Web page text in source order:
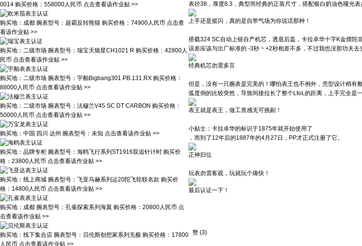
0014 购买价格： 558000人民币 点击查看该作业贴 >>
购买地： 成都 腕表型号： 超霸反转熊猫 购买价格： 74900人民币 点击查
看该作业贴 >>
购买地： 二级市场 腕表型号： 瑞宝天狼星CH1021 R 购买价格： 42800人
民币 点击查看该作业贴 >>
购买地： 二级市场 腕表型号： 宇舶Bigbang301.PB.131.RX 购买价格：
88000人民币 点击查看该作业贴 >>
购买地： 二级市场 腕表型号： 法穆兰V45 SC DT CARBON 购买价格：
50000人民币 点击查看该作业贴 >>
购买地： 中国 四川 达州 腕表型号： 未知 点击查看该作业贴 >>
购买地： 品牌专柜 腕表型号： 海鸥飞行系列ST1916双追针计时 购买价
格： 23800人民币 点击查看该作业贴 >>
购买地： 线上商城 腕表型号： 飞亚马赫系列运20陀飞轮联名款 购买价
格： 14800人民币 点击查看该作业贴 >>
购买地： 成都 腕表型号： 孔雀探索系列海翼 购买价格： 20800人民币 点
击查看该作业贴 >>
购买地： 线下集合店 腕表型号： 贝伦斯创想家系列无极 购买价格： 17800
人民币 点击查看该作业贴 >>
表径38，厚度8.3，典型而经典的正装尺寸，搭配银白奶油色哑光
上手还是挺闪，真的是自带气场为你说话那种！
搭载324 SC自动上链自产机芯，透底后盖，卡拉卓华十字K金摆
误差应该与出厂标准的 -3秒 ~ +2秒相差不多，不过我也没那功夫去
经典机芯勿需多言
但是，没有一只腕表是完美的！哪怕表王也不例外，壳型设计稍有
弧度倒的比较突然，导致间接拉长了整个LtoL的距离，上手完全是
表王就是表王，做工质感无可挑剔！
小贴士：卡拉卓华的标识于1875年就开始使用了
，而到了12年后的1887年的4月27日，PP才正式注册了它。
正神归位
玩表勿需客观，玩就玩个痛快！
最后认证一下！
赞 (3)